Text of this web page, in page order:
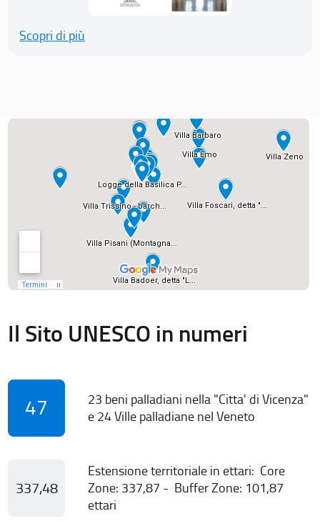
Scopri di più
Il Sito UNESCO in numeri
47
23 beni palladiani nella "Citta' di Vicenza"
e 24 Ville palladiane nel Veneto
337,48
Estensione territoriale in ettari: Core
Zone: 337,87 - Buffer Zone: 101,87
ettari